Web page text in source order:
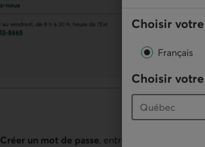
Choisir
Français
Choisir
Créer un mot de passe, entrez votre mot de